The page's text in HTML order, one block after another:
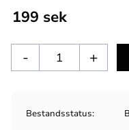
199 sek
+
-
Bestandsstatus